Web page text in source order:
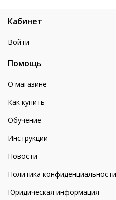
Кабинет
Войти
Помощь
О магазине
Как купить
Обучение
Инструкции
Новости
Политика конфиденциальности
Юридическая информация